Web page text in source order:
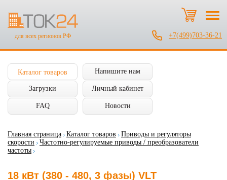
для всех регионов РФ +7(499)703-36-21
Каталог товаров Напишите нам
Загрузки Личный кабинет
FAQ Новости
Главная страница Каталог товаров
Приводы и регуляторы
скорости
Частотно-регулируемые приводы / преобразователи
частоты
18 кВт (380 - 480, 3 фазы) VLT